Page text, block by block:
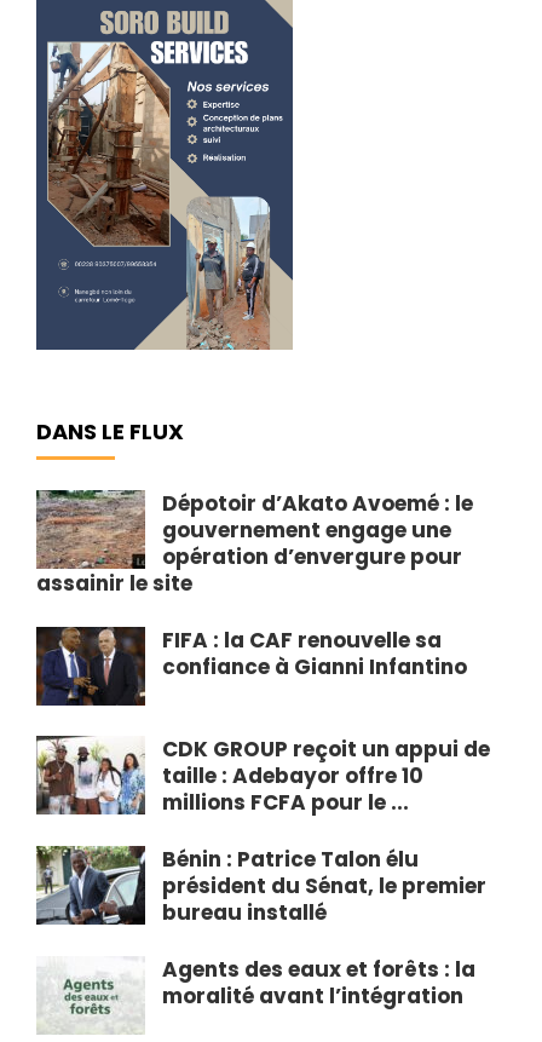
DANS LE FLUX
Dépotoir d’Akato Avoemé : le
gouvernement engage une
opération d’envergure pour
assainir le site
FIFA : la CAF renouvelle sa
confiance à Gianni Infantino
CDK GROUP reçoit un appui de
taille : Adebayor offre 10
millions FCFA pour le ...
Bénin : Patrice Talon élu
président du Sénat, le premier
bureau installé
Agents des eaux et forêts : la
moralité avant l’intégration